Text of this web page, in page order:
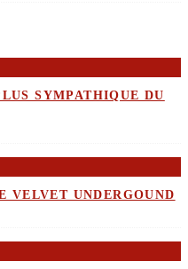
SYMPATHIQUE DU
VELVET UNDERGOUND